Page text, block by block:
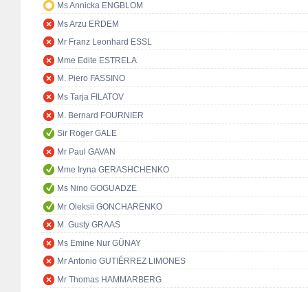
Ms Annicka ENGBLOM
Ms Arzu ERDEM
Mr Franz Leonhard ESSL
Mme Edite ESTRELA
M. Piero FASSINO
Ms Tarja FILATOV
M. Bernard FOURNIER
Sir Roger GALE
Mr Paul GAVAN
Mme Iryna GERASHCHENKO
Ms Nino GOGUADZE
Mr Oleksii GONCHARENKO
M. Gusty GRAAS
Ms Emine Nur GÜNAY
Mr Antonio GUTIÉRREZ LIMONES
Mr Thomas HAMMARBERG